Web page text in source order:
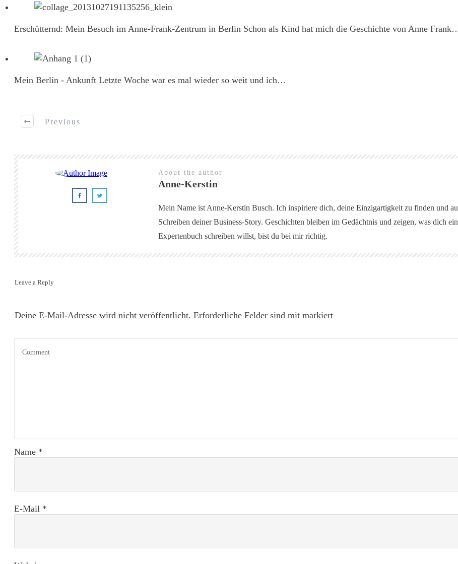
Erschütternd: Mein Besuch im Anne-Frank-Zentrum in Berlin Schon als Kind hat mich die Geschichte von Anne
Mein Berlin - Ankunft Letzte Woche war es mal wieder so weit und ich…
Previous
About the author
Anne-Kerstin
Mein Name ist Anne-Kerstin Busch. Ich inspiriere dich, deine Einzigartigkeit zu finden und
Schreiben deiner Business-Story. Geschichten bleiben im Gedächtnis und zeigen, was dich
Expertenbuch schreiben willst, bist du bei mir richtig.
Leave a Reply
Deine E-Mail-Adresse wird nicht veröffentlicht. Erforderliche Felder sind mit markiert
Name *
E-Mail *